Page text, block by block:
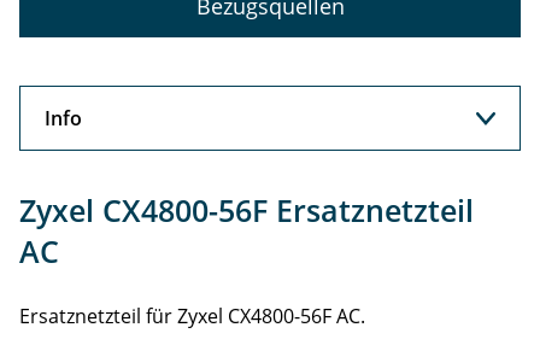
Bezugsquellen
Info
Support
Zyxel CX4800-56F Ersatznetzteil
AC
Ersatznetzteil für Zyxel CX4800-56F AC.